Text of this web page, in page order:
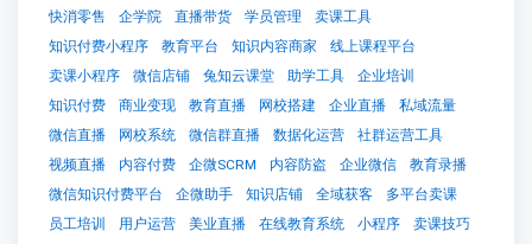
快消零售 企学院 直播带货 学员管理
卖课工具
知识付费小程序
教育平台 知识内容商家
线上课程平台
卖课小程序
微信店铺 兔知云课堂 助学工具
企业培训
知识付费
商业变现 教育直播 网校搭建 企业直播
私域流量
微信直播
网校系统 微信群直播 数据化运营
社群运营工具
视频直播
内容付费 企微SCRM 内容防盗 企业微信
教育录播
微信知识付费平台
企微助手 知识店铺 全域获客
多平台卖课
员工培训
用户运营 美业直播 在线教育系统 小程序
卖课技巧